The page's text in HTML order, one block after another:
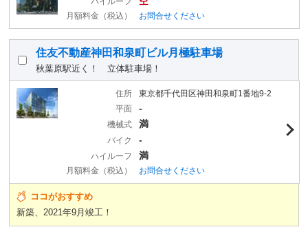
月額料金（税込） お問合せください
住友不動産神田和泉町ビル月極駐車場
秋葉原駅近く！ 立体駐車場！
住所
東京都千代田区神田和泉町1番地9-2
平面
-
機械式 満
バイク -
ハイルーフ 満
月額料金（税込） お問合せください
ココがおすすめ
新築、2021年9月竣工！